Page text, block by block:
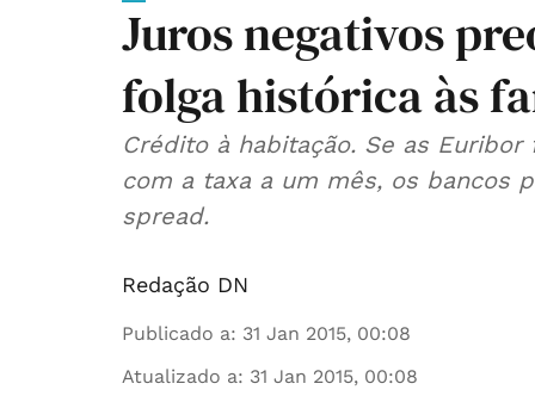
Juros negativos
folga histórica às
Crédito à habitação. Se as
com a taxa a um mês, os bancos
spread.
Redação DN
Publicado a: 31 Jan 2015, 00:08
Atualizado a: 31 Jan 2015, 00:08